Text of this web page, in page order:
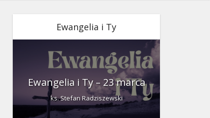
Ewangelia i Ty
Ewangelia i Ty – 23 marca
ks. Stefan Radziszewski